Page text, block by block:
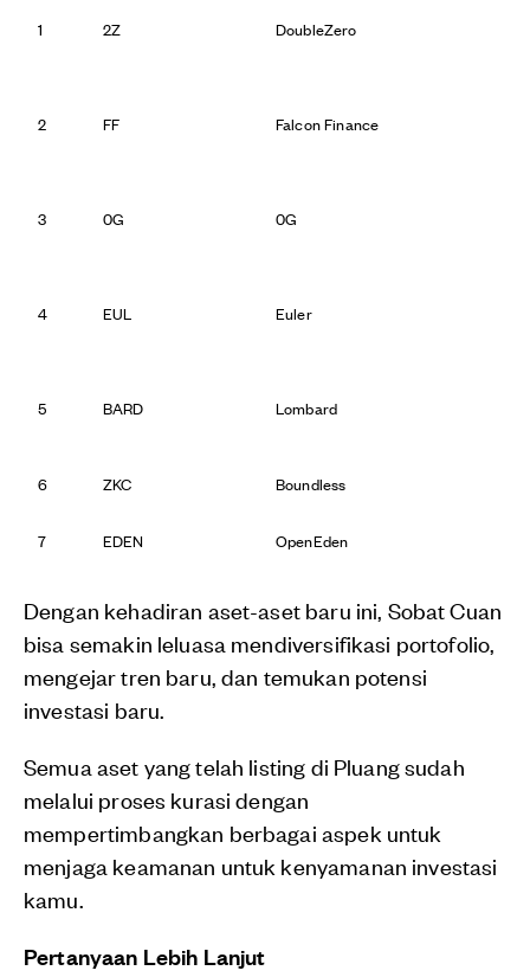
1 2Z DoubleZero
2 FF Falcon Finance
3 0G 0G
4 EUL Euler
5 BARD Lombard
6 ZKC Boundless
7 EDEN OpenEden
Dengan kehadiran aset-aset baru ini, Sobat Cuan
bisa semakin leluasa mendiversifikasi portofolio,
mengejar tren baru, dan temukan potensi
investasi baru.
Semua aset yang telah listing di Pluang sudah
melalui proses kurasi dengan
mempertimbangkan berbagai aspek untuk
menjaga keamanan untuk kenyamanan investasi
kamu.
Pertanyaan Lebih Lanjut